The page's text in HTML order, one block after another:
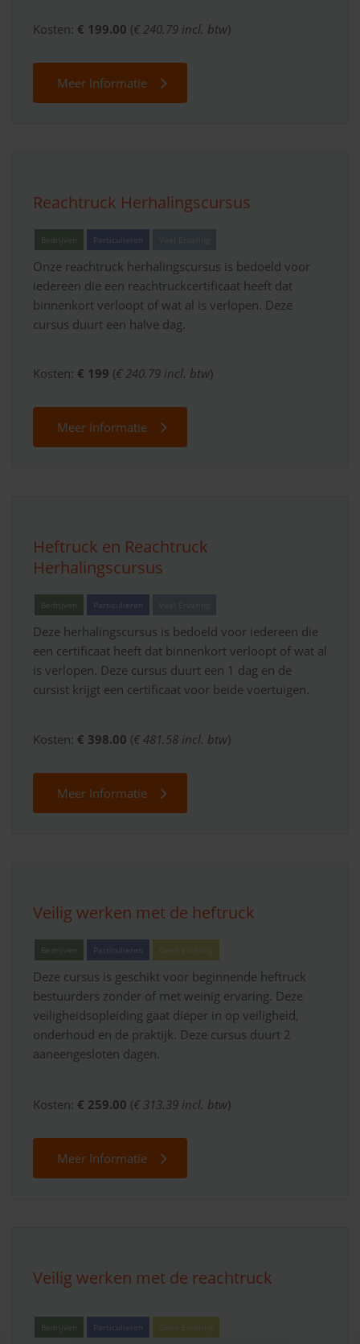
Kosten: € 199.00 (€ 240.79 incl. btw)
Meer Informatie
Reachtruck Herhalingscursus
Bedrijven Particulieren
Onze reachtruck herhalingscursus is bedoeld voor
iedereen die een reachtruckcertificaat heeft dat
binnenkort verloopt of wat al is verlopen. Deze
cursus duurt een halve dag.
Kosten: € 199 (€ 240.79 incl. btw)
Meer Informatie
Heftruck en Reachtruck
Herhalingscursus
Bedrijven Particulieren
Deze herhalingscursus is bedoeld voor iedereen die
een certificaat heeft dat binnenkort verloopt of wat al
is verlopen. Deze cursus duurt een 1 dag en de
cursist krijgt een certificaat voor beide voertuigen.
Kosten: € 398.00 (€ 481.58 incl. btw)
Meer Informatie
Veilig werken met de heftruck
Bedrijven Particulieren Geen Ervaring
Deze cursus is geschikt voor beginnende heftruck
bestuurders zonder of met weinig ervaring. Deze
veiligheidsopleiding gaat dieper in op veiligheid,
onderhoud en de praktijk. Deze cursus duurt 2
aaneengesloten dagen.
Kosten: € 259.00 (€ 313.39 incl. btw)
Meer Informatie
Veilig werken met de reachtruck
Bedrijven Particulieren Geen Ervaring